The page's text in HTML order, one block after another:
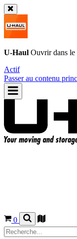
U-Haul Ouvrir dans le
Actif
Passer au contenu
0